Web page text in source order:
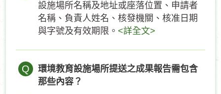
設施場所名稱及地址或座落位置、申請者
名稱、負責人姓名、核發機關、核准日期
與字號及有效期限。 <詳全文>
Q
環境教育設施場所提送之成果報告需包含
那些內容？